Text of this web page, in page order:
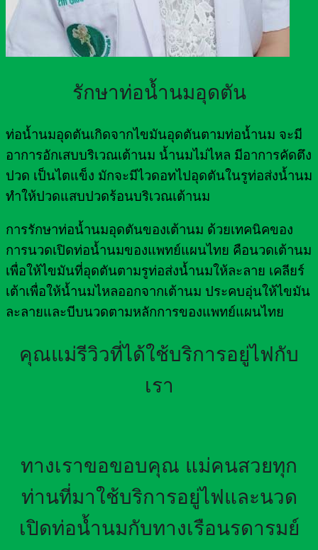
รักษาท่อน้ำนมอุดตัน
ท่อน้ำนมอุดตันเกิดจากไขมันอุดตันตามท่อน้ำนม จะมี
อาการอักเสบบริเวณเต้านม น้ำนมไม่ไหล มีอาการคัดตึง
ปวด เป็นไตแข็ง มักจะมีไวดอทไปอุดตันในรูท่อส่งน้ำนม
ทำให้ปวดแสบปวดร้อนบริเวณเต้านม
การรักษาท่อน้ำนมอุดตันของเต้านม ด้วยเทคนิคของ
การนวดเปิดท่อน้ำนมของแพทย์แผนไทย คือนวดเต้านม
เพื่อให้ไขมันที่อุดตันตามรูท่อส่งน้ำนมให้ละลาย เคลียร์
เต้าเพื่อให้น้ำนมไหลออกจากเต้านม ประคบอุ่นให้ไขมัน
ละลายและบีบนวดตามหลักการของแพทย์แผนไทย
คุณแม่รีวิวที่ได้ใช้บริการอยู่ไฟกับ
เรา
ทางเราขอขอบคุณ แม่คนสวยทุก
ท่านที่มาใช้บริการอยู่ไฟและนวด
เปิดท่อน้ำนมกับทางเรือนรดารมย์